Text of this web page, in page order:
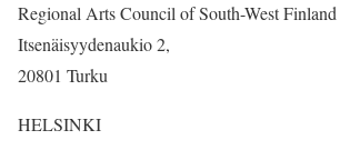
Regional Arts Council of South-West Finland
Itsenäisyydenaukio 2,
20801 Turku
HELSINKI